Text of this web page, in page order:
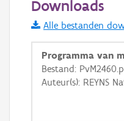
Informatie
i
+ −
Downloads
Alle bestanden
Programma van
Bestand:
Auteur(s): REYNS